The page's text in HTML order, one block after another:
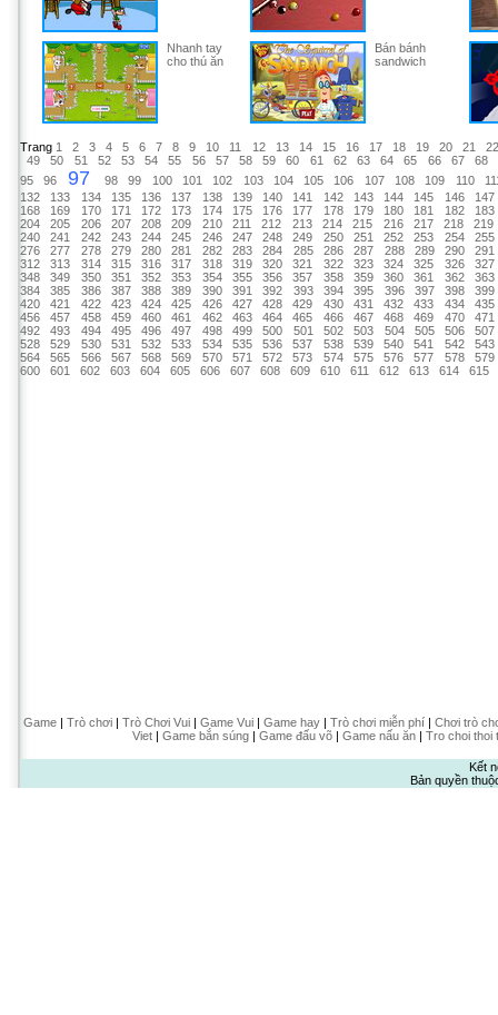
Nhanh tay
cho thú ăn
Bán bánh
sandwich
Trang 1 2 3 4 5 6 7 8 9 10 11 12 13 14 15 16 17 18 19 20 21
22
49
50 51 52 53 54 55 56 57 58 59 60 61 62 63 64 65 66 67
68
95
96 97 98 99 100 101 102 103 104 105 106 107 108 109 110
132
133 134 135 136 137 138 139 140 141 142 143 144 145 146
147
168
169 170 171 172 173 174 175 176 177 178 179 180 181 182
183
204
205 206 207 208 209 210 211 212 213 214 215 216 217 218
219
240
241 242 243 244 245 246 247 248 249 250 251 252 253 254
255
276
277 278 279 280 281 282 283 284 285 286 287 288 289 290
291
312
313 314 315 316 317 318 319 320 321 322 323 324 325 326
327
348
349 350 351 352 353 354 355 356 357 358 359 360 361 362
363
384
385 386 387 388 389 390 391 392 393 394 395 396 397 398
399
420
421 422 423 424 425 426 427 428 429 430 431 432 433 434
435
456
457 458 459 460 461 462 463 464 465 466 467 468 469 470
471
492
493 494 495 496 497 498 499 500 501 502 503 504 505 506
507
528
529 530 531 532 533 534 535 536 537 538 539 540 541 542
543
564
565 566 567 568 569 570 571 572 573 574 575 576 577 578
579
600
601 602 603 604 605 606 607 608 609 610 611 612 613 614 615
Game| Trò chơi| Trò Chơi Vui| Game Vui| Game hay| Trò chơi miễn phí| Chơi trò
Viet| Game bắn súng| Game đấu võ| Game nấu ăn| Tro choi thoi
Kết
Bản quyền